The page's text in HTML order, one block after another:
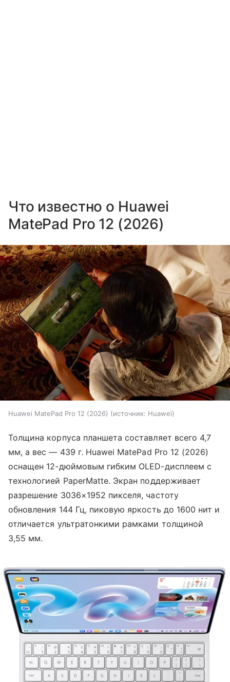
Что известно о Huawei
MatePad Pro 12 (2026)
Huawei MatePad Pro 12 (2026) источник: Huawei
Толщина корпуса планшета составляет всего 4,7
мм, а вес — 439 г. Huawei MatePad Pro 12 (2026)
оснащен 12-дюймовым гибким OLED-дисплеем с
технологией PaperMatte. Экран поддерживает
разрешение 3036×1952 пикселя, частоту
обновления 144 Гц, пиковую яркость до 1600 нит и
отличается ультратонкими рамками толщиной
3,55 мм.